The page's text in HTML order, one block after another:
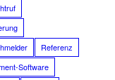
Referenz
Software